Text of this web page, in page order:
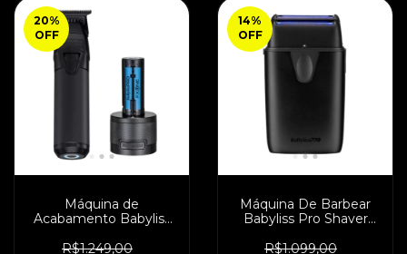
20%
OFF
Máquina de
Acabamento Babyliss
R$1.249,00
14%
OFF
Máquina De Barbear
Babyliss Pro Shaver
R$1.099,00